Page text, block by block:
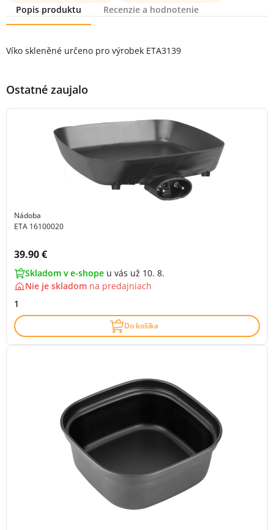
Popis produktu
Recenzie a hodnotenie
Víko skleněné určeno pro výrobek ETA3139
Ostatné zaujalo
Nádoba
ETA 16100020
Cena s DPH:
39.90 €
Skladom v e-shope u vás už 10. 8.
Nie je skladom na predajniach
1
Do košíka